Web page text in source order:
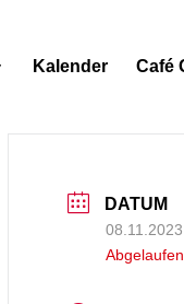
Kalender Café
DATUM
08.11.2023